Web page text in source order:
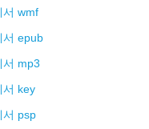
서 wmf
서 epub
서 mp3
서 key
서 psp